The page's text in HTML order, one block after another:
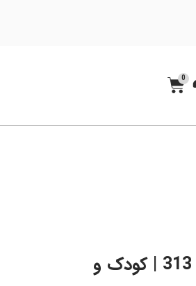
0
پافر پسرانه و دخترانه رانیا 313 | کودک و